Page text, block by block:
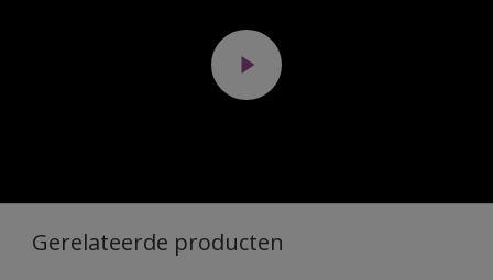
Gerelateerde producten